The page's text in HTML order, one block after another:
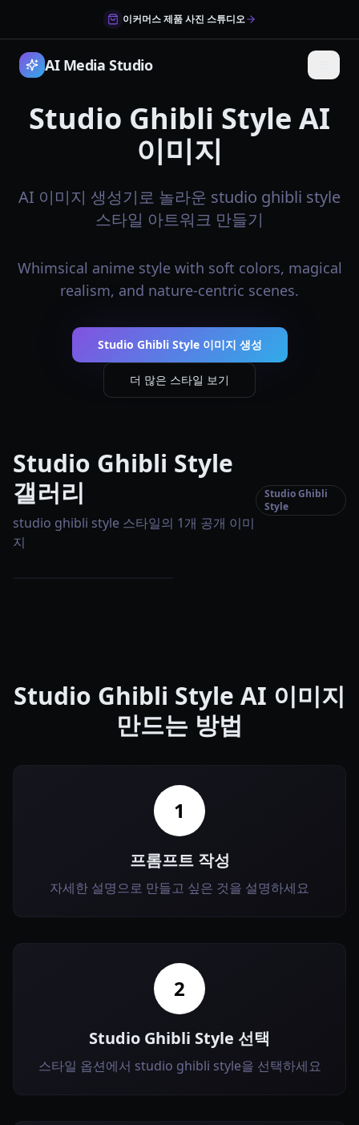
이커머스 제품 사진 스튜디오
AI Media Studio
Studio Ghibli Style AI
이미지
AI 이미지 생성기로 놀라운 studio ghibli style
스타일 아트워크 만들기
Whimsical anime style with soft colors, magical
realism, and nature-centric scenes.
Studio Ghibli Style 이미지 생성
더 많은 스타일 보기
Studio Ghibli Style
갤러리
studio ghibli style 스타일의 1개 공개 이미
지
Studio Ghibli
Style
Studio Ghibli Style AI 이미지
만드는 방법
1
프롬프트 작성
자세한 설명으로 만들고 싶은 것을 설명하세요
2
Studio Ghibli Style 선택
스타일 옵션에서 studio ghibli style을 선택하세요